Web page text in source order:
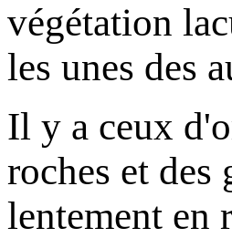
végétation
les unes des
Il y a ceux
roches et
lentement en